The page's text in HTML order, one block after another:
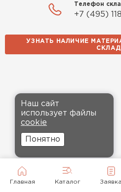
Главная Каталог Заявка
Телефон
+7 (495)
УЗНАТЬ НАЛИЧИЕ
Наш сайт
использует файлы
cookie
Понятно